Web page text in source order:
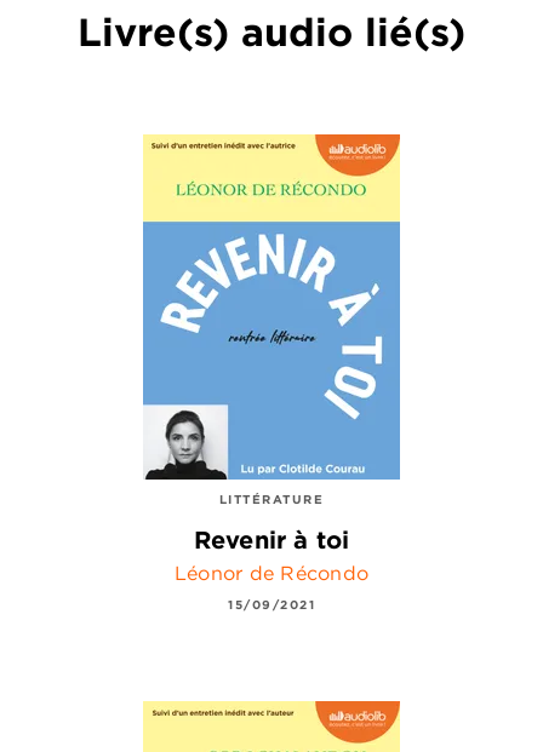
Livre(s) audio lié(s)
LITTÉRATURE
Revenir à toi
Léonor de Récondo
15/09/2021